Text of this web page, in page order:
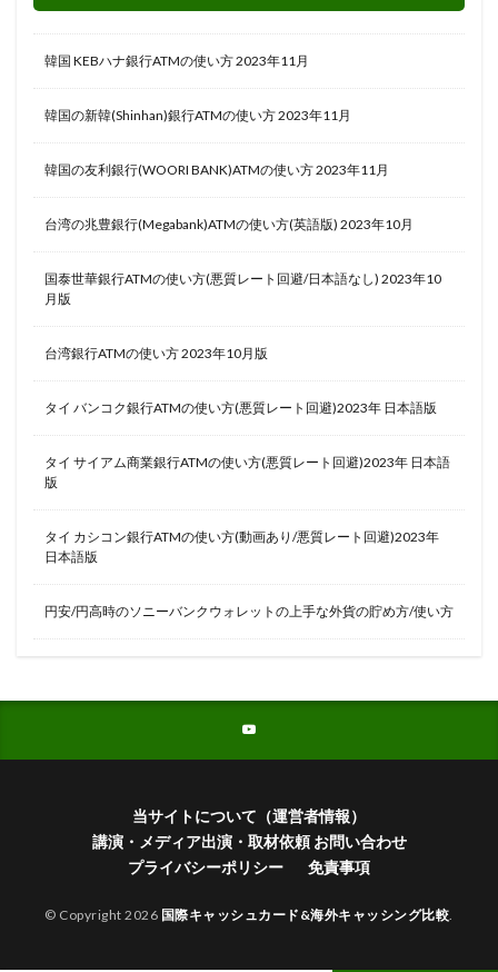
韓国 KEBハナ銀行ATMの使い方 2023年11月
韓国の新韓(Shinhan)銀行ATMの使い方 2023年11月
韓国の友利銀行(WOORI BANK)ATMの使い方 2023年11月
台湾の兆豊銀行(Megabank)ATMの使い方(英語版) 2023年10月
国泰世華銀行ATMの使い方(悪質レート回避/日本語なし) 2023年10
月版
台湾銀行ATMの使い方 2023年10月版
タイ バンコク銀行ATMの使い方(悪質レート回避)2023年 日本語版
タイ サイアム商業銀行ATMの使い方(悪質レート回避)2023年 日本語
版
タイ カシコン銀行ATMの使い方(動画あり/悪質レート回避)2023年
日本語版
円安/円高時のソニーバンクウォレットの上手な外貨の貯め方/使い方
当サイトについて（運営者情報）
講演・メディア出演・取材依頼 お問い合わせ
プライバシーポリシー
免責事項
© Copyright 2026 国際キャッシュカード&海外キャッシング比較.